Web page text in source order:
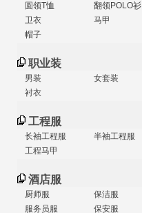
圆领T恤
翻领POLO衫
卫衣
马甲
帽子
职业装
男装
女套装
衬衣
工程服
长袖工程服
半袖工程服
工程马甲
酒店服
厨师服
保洁服
服务员服
保安服